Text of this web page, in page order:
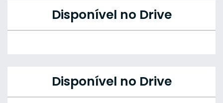
Disponível no Drive
Disponível no Drive